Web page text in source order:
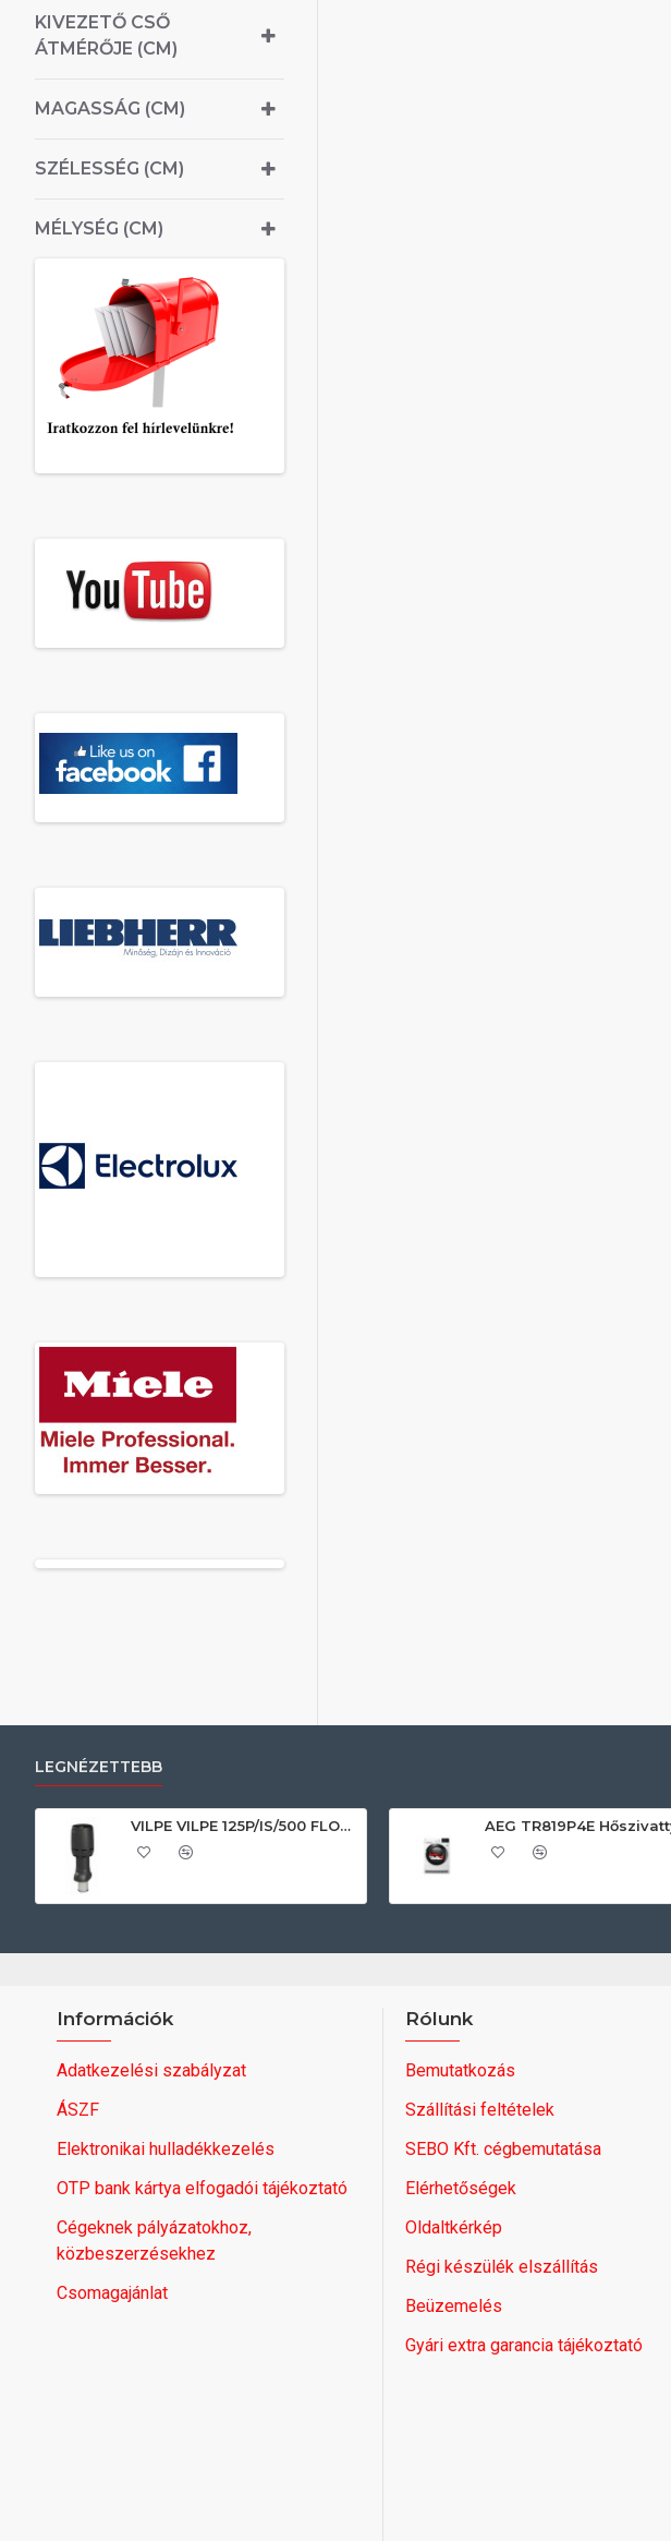
KIVEZETŐ CSŐ
ÁTMÉRŐJE (CM)
MAGASSÁG (CM)
SZÉLESSÉG (CM)
MÉLYSÉG (CM)
LEGNÉZETTEBB
VILPE VILPE 125P/IS/500 FLOW tetőszellőző, fekete Szellőztető ventilátor tartozékok
Információk
Adatkezelési szabályzat
ÁSZF
Elektronikai hulladékkezelés
OTP bank kártya elfogadói tájékoztató
Cégeknek pályázatokhoz,
közbeszerzésekhez
Csomagajánlat
Rólunk
Bemutatkozás
Szállítási feltételek
SEBO Kft. cégbemutatása
Elérhetőségek
Oldaltkérkép
Régi készülék elszállítás
Beüzemelés
Gyári extra garancia tájékoztató